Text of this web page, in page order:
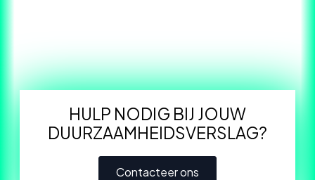
HULP NODIG BIJ JOUW
DUURZAAMHEIDSVERSLAG?
Contacteer ons